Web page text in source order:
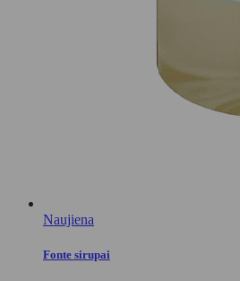
Naujiena
Fonte sirupai